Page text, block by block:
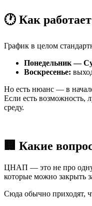
🕐 Как
График в целом
Понедельник —
Воскресенье:
Но есть нюанс — в
Если есть возможность,
среду.
🏢 Какие
ЦНАП — это не про одну
которые можно закрыть
Сюда обычно приходят,